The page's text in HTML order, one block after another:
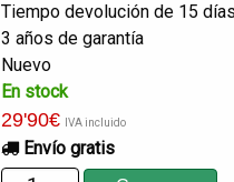
Tiempo devolución de 15
3 años de garantía
Nuevo
En stock
29'90€ IVA incluido
Envío gratis